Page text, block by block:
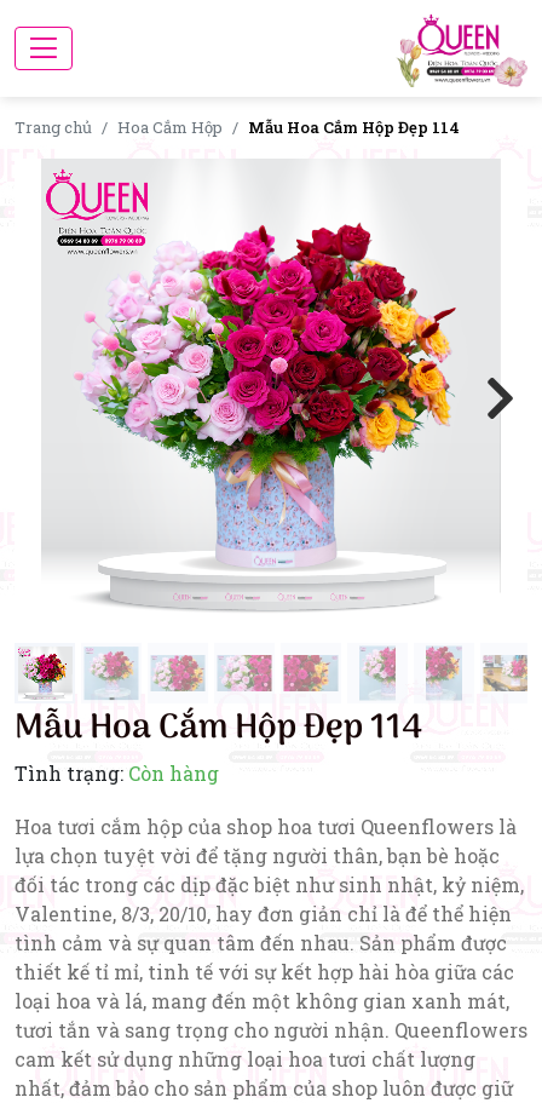
Trang chủ Hoa Cắm Hộp Mẫu Hoa Cắm Hộp Đẹp 114
Mẫu Hoa Cắm Hộp Đẹp 114
Tình trạng: Còn hàng
Hoa tươi cắm hộp của shop hoa tươi Queenflowers là
lựa chọn tuyệt vời để tặng người thân, bạn bè hoặc
đối tác trong các dịp đặc biệt như sinh nhật, kỷ niệm,
Valentine, 8/3, 20/10, hay đơn giản chỉ là để thể hiện
tình cảm và sự quan tâm đến nhau. Sản phẩm được
thiết kế tỉ mỉ, tinh tế với sự kết hợp hài hòa giữa các
loại hoa và lá, mang đến một không gian xanh mát,
tươi tắn và sang trọng cho người nhận. Queenflowers
cam kết sử dụng những loại hoa tươi chất lượng
nhất, đảm bảo cho sản phẩm của shop luôn được giữ